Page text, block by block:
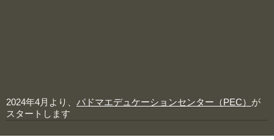
2024年4月より、 パドマエデュケーションセンター（PEC） が
スタートします